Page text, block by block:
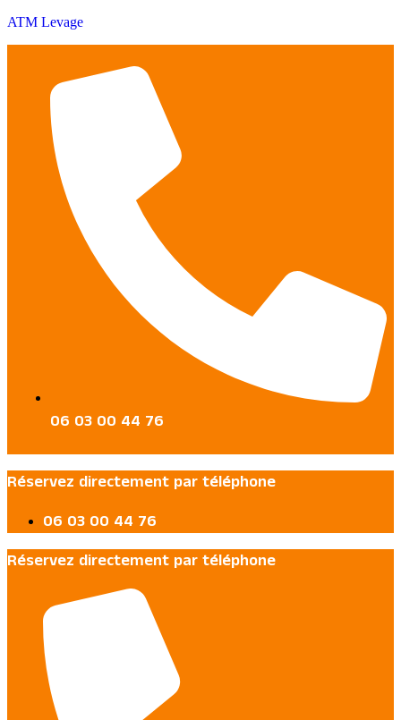
ATM Levage
06 03 00 44 76
Réservez directement par téléphone
06 03 00 44 76
Réservez directement par téléphone